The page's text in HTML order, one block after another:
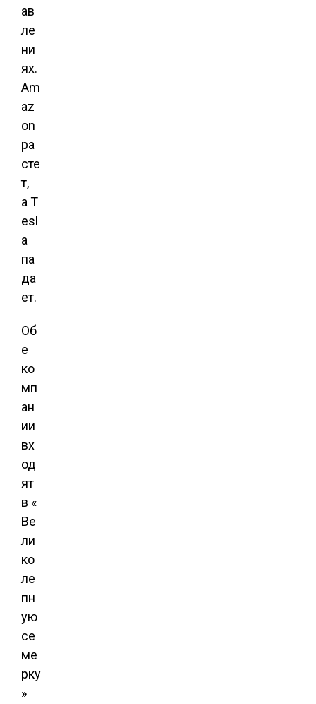
ав
ле
ни
ях.
Am
az
on
ра
сте
т,
а T
esl
a
па
да
ет.
Об
е
ко
мп
ан
ии
вх
од
ят
в «
Ве
ли
ко
ле
пн
ую
се
ме
рку
»